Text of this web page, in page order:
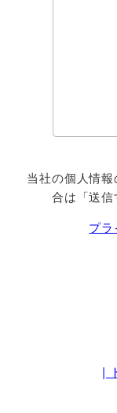
当社の個人情
合は「送信
プ
|